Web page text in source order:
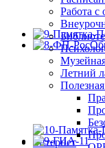
Работа с
Летний